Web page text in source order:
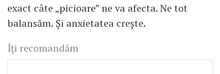
exact câte „picioare” ne va afecta. Ne tot
balansăm. Și anxietatea crește.
Îți recomandăm